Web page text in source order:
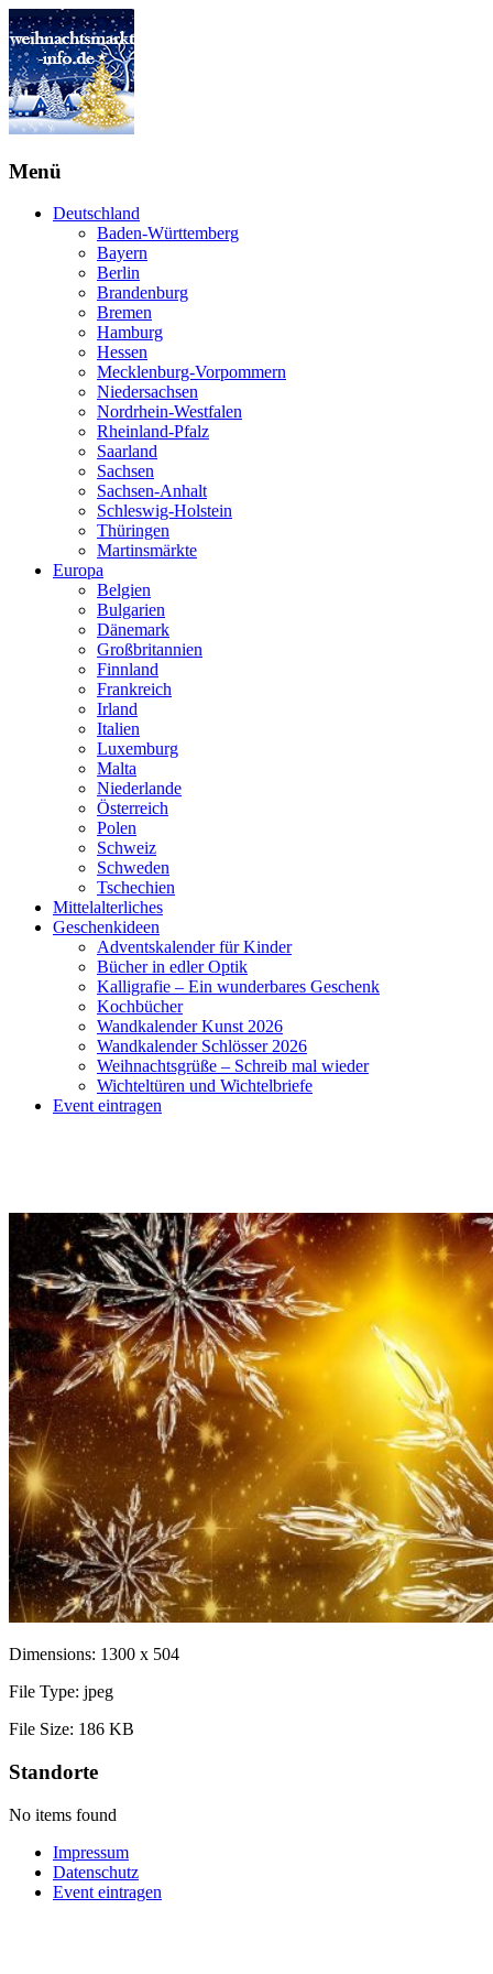
Menü
Deutschland
Baden-Württemberg
Bayern
Berlin
Brandenburg
Bremen
Hamburg
Hessen
Mecklenburg-Vorpommern
Niedersachsen
Nordrhein-Westfalen
Rheinland-Pfalz
Saarland
Sachsen
Sachsen-Anhalt
Schleswig-Holstein
Thüringen
Martinsmärkte
Europa
Belgien
Bulgarien
Dänemark
Großbritannien
Finnland
Frankreich
Irland
Italien
Luxemburg
Malta
Niederlande
Österreich
Polen
Schweiz
Schweden
Tschechien
Mittelalterliches
Geschenkideen
Adventskalender für Kinder
Bücher in edler Optik
Kalligrafie – Ein wunderbares Geschenk
Kochbücher
Wandkalender Kunst 2026
Wandkalender Schlösser 2026
Weihnachtsgrüße – Schreib mal wieder
Wichteltüren und Wichtelbriefe
Event eintragen
Dimensions: 1300 x 504
File Type: jpeg
File Size: 186 KB
Standorte
No items found
Impressum
Datenschutz
Event eintragen